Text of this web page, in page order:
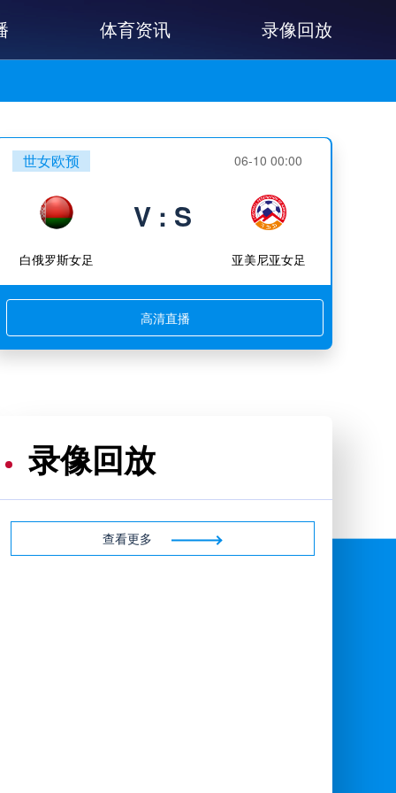
体育资讯 录像回放
世女欧预 06-10 00:00
白俄罗斯女足
V : S
亚美尼亚女足
高清直播
录像回放
查看更多